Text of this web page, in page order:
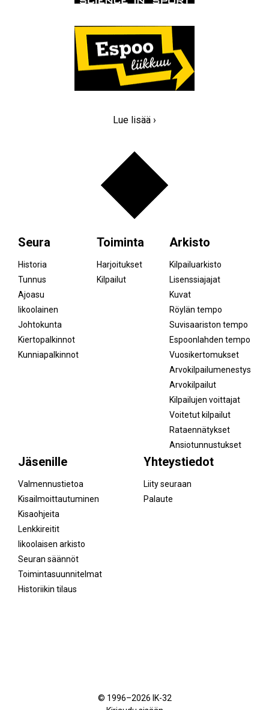
Lue lisää ›
Seura
Historia
Tunnus
Ajoasu
Iikoolainen
Johtokunta
Kiertopalkinnot
Kunniapalkinnot
Toiminta
Harjoitukset
Kilpailut
Arkisto
Kilpailuarkisto
Lisenssiajajat
Kuvat
Röylän tempo
Suvisaariston tempo
Espoonlahden tempo
Vuosikertomukset
Arvokilpailumenestys
Arvokilpailut
Kilpailujen voittajat
Voitetut kilpailut
Rataennätykset
Ansiotunnustukset
Jäsenille
Valmennustietoa
Kisailmoittautuminen
Kisaohjeita
Lenkkireitit
Iikoolaisen arkisto
Seuran säännöt
Toimintasuunnitelmat
Historiikin tilaus
Yhteystiedot
Liity seuraan
Palaute
FacebookInstagram
© 1996–2026 IK-32